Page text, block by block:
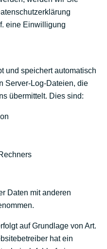
eine Einwilligung
und speichert automatisch
Server-Log-Dateien, die
übermittelt. Dies sind:
Daten mit anderen
auf Grundlage von Art.
hat ein